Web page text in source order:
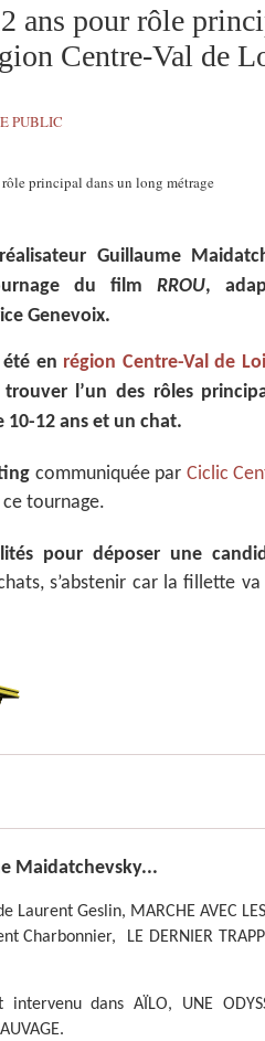
ans pour rôle
Centre-Val de
PUBLIC
Guillaume
du filmRROU,
Genevoix.
en région Centre-Val de
l’un des rôles
12 ans et un chat.
communiquée par Ciclic
tournage.
pour déposer une
s’abstenir car la fillette va
Maidatchevsky...
Geslin, MARCHE AVEC
Charbonnier, LE DERNIER
dans AÏLO, UNE